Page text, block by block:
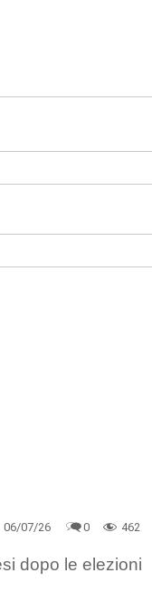
06/07/26 0 462
dopo le elezioni